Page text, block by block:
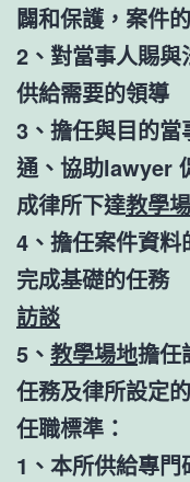
闢和保護，案件
2、對當事人賜與
供給需要的領導
3、擔任與目的
通、協助lawyer
成律所下達教學
4、擔任案件資
完成基礎的任務
訪談
5、 教學場地擔任
任務及律所設定
任職標準：
1、本所供給專